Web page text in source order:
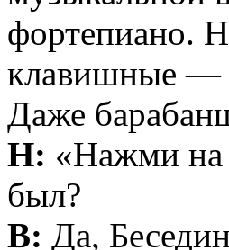
фортепиано.
клавишные —
Даже
Н: «Нажми на
был?
В: Да,